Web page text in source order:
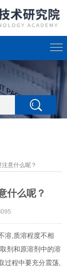
意什么呢？
什么呢？
,质溶程度不相
剂和原溶剂中的溶
过程中要充分震荡,